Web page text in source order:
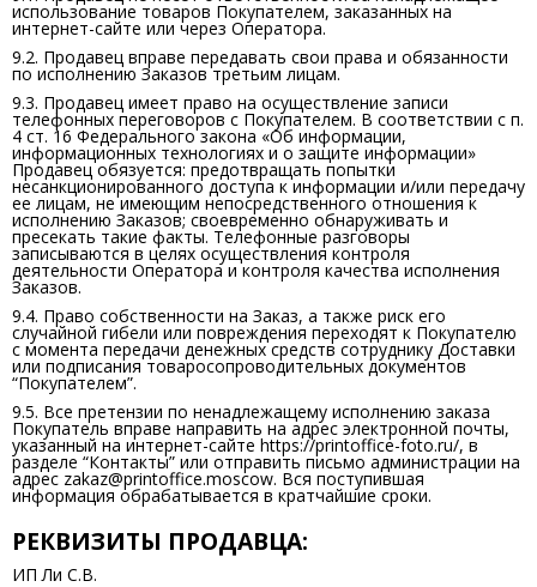
использование товаров Покупателем, заказанных на
интернет-сайте или через Оператора.
9.2. Продавец вправе передавать свои права и обязанности
по исполнению Заказов третьим лицам.
9.3. Продавец имеет право на осуществление записи
телефонных переговоров с Покупателем. В соответствии с п.
4 ст. 16 Федерального закона «Об информации,
информационных технологиях и о защите информации»
Продавец обязуется: предотвращать попытки
несанкционированного доступа к информации и/или передачу
ее лицам, не имеющим непосредственного отношения к
исполнению Заказов; своевременно обнаруживать и
пресекать такие факты. Телефонные разговоры
записываются в целях осуществления контроля
деятельности Оператора и контроля качества исполнения
Заказов.
9.4. Право собственности на Заказ, а также риск его
случайной гибели или повреждения переходят к Покупателю
с момента передачи денежных средств сотруднику Доставки
или подписания товаросопроводительных документов
“Покупателем”.
9.5. Все претензии по ненадлежащему исполнению заказа
Покупатель вправе направить на адрес электронной почты,
указанный на интернет-сайте https://printoffice-foto.ru/, в
разделе “Контакты” или отправить письмо администрации на
адрес zakaz@printoffice.moscow. Вся поступившая
информация обрабатывается в кратчайшие сроки.
РЕКВИЗИТЫ ПРОДАВЦА:
ИП Ли С.В.